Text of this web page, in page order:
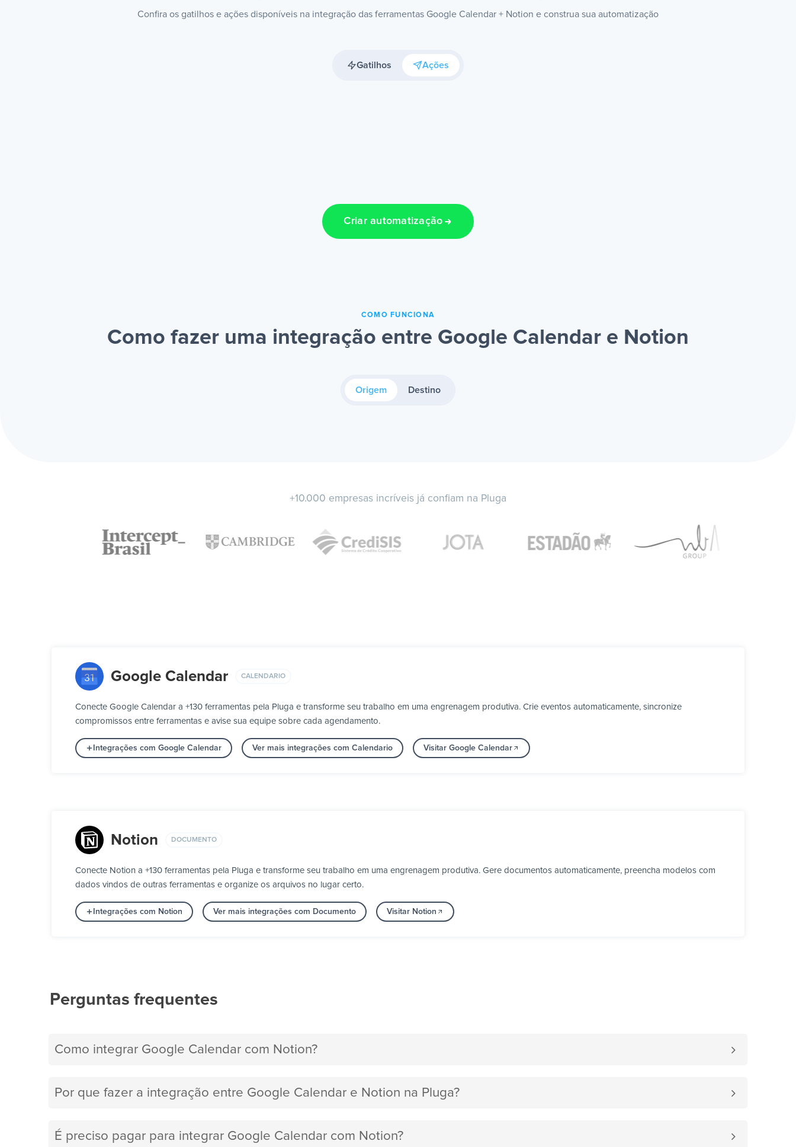
Confira os gatilhos e ações disponíveis na integração das ferramentas Google Calendar + Notion e construa sua automatização
Gatilhos Ações
Criar automatização
COMO FUNCIONA
Como fazer uma integração entre Google Calendar e Notion
Origem Destino
+10.000 empresas incríveis já confiam na Pluga
Google Calendar CALENDARIO
Conecte Google Calendar a +130 ferramentas pela Pluga e transforme seu trabalho em uma engrenagem produtiva. Crie eventos automaticamente, sincronize
compromissos entre ferramentas e avise sua equipe sobre cada agendamento.
Integrações com Google Calendar Ver mais integrações com Calendario Visitar Google Calendar
Notion DOCUMENTO
Conecte Notion a +130 ferramentas pela Pluga e transforme seu trabalho em uma engrenagem produtiva. Gere documentos automaticamente, preencha modelos com
dados vindos de outras ferramentas e organize os arquivos no lugar certo.
Integrações com Notion Ver mais integrações com Documento Visitar Notion
Perguntas frequentes
Como integrar Google Calendar com Notion?
Por que fazer a integração entre Google Calendar e Notion na Pluga?
É preciso pagar para integrar Google Calendar com Notion?